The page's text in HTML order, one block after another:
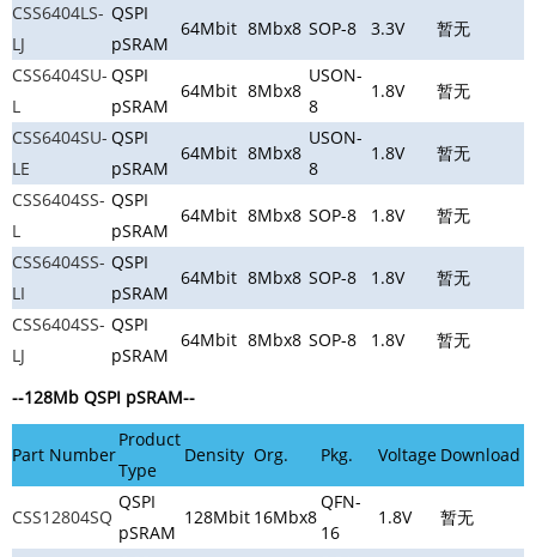
CSS6404LS-
LJ
QSPI
pSRAM
64Mbit 8Mbx8 SOP-8 3.3V 暂无
CSS6404SU-
L
QSPI
pSRAM
64Mbit 8Mbx8
USON-
8
1.8V 暂无
CSS6404SU-
LE
QSPI
pSRAM
64Mbit 8Mbx8
USON-
8
1.8V 暂无
CSS6404SS-
L
QSPI
pSRAM
64Mbit 8Mbx8 SOP-8 1.8V 暂无
CSS6404SS-
LI
QSPI
pSRAM
64Mbit 8Mbx8 SOP-8 1.8V 暂无
CSS6404SS-
LJ
QSPI
pSRAM
64Mbit 8Mbx8 SOP-8 1.8V 暂无
--128Mb QSPI pSRAM--
Part Number
Product
Type
Density Org. Pkg. Voltage Download
CSS12804SQ
QSPI
pSRAM
128Mbit 16Mbx8
QFN-
16
1.8V 暂无